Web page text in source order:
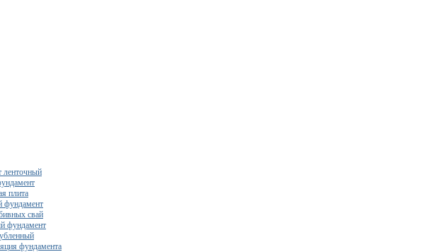
ленточный
плита
фундамент
свай
фундамент
фундамента